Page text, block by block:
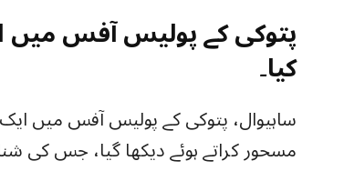
پتوکی کے پولیس آفس
کیا۔
ساہیوال، پتوکی کے پولیس آفس میں
مسحور کراتے ہوئے دیکھا گیا، جس کی